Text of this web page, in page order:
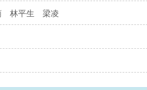
林平生 梁凌